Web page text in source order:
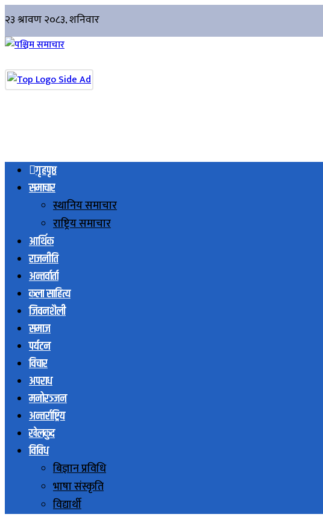
गृहपृष्ठ
समाचार
स्थानिय समाचार
राष्ट्रिय समाचार
आर्थिक
राजनीति
अन्तर्वार्ता
कला साहित्य
जिवनशैली
समाज
पर्यटन
विचार
अपराध
मनोरञ्जन
अन्तर्राष्ट्रिय
खेलकुद
विविध
बिज्ञान प्रविधि
भाषा संस्कृति
विद्यार्थी